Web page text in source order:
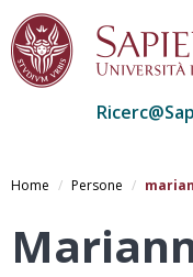
alHome Persone